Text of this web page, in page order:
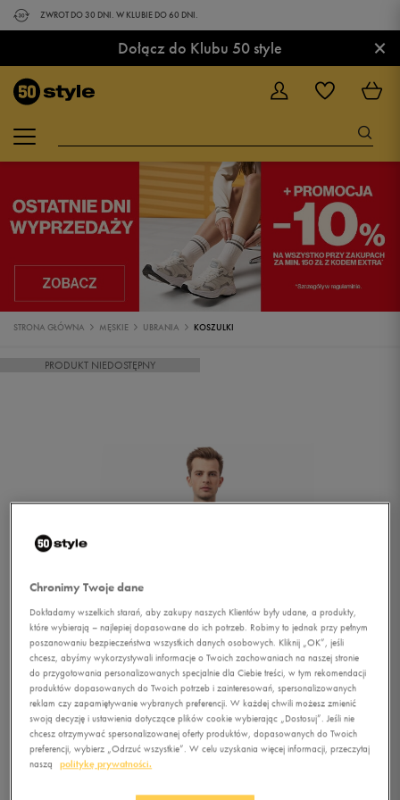
ZWROT DO 30 DNI. W KLUBIE DO 60 DNI.
Dołącz do Klubu 50 style ×
STRONA GŁÓWNA MĘSKIE UBRANIA KOSZULKI
PRODUKT NIEDOSTĘPNY
Chronimy Twoje dane
Dokładamy wszelkich starań, aby zakupy naszych Klientów były udane, a produkty,
które wybierają – najlepiej dopasowane do ich potrzeb. Robimy to jednak przy pełnym
poszanowaniu bezpieczeństwa wszystkich danych osobowych. Kliknij „OK”, jeśli
chcesz, abyśmy wykorzystywali informacje o Twoich zachowaniach na naszej stronie
do przygotowania personalizowanych specjalnie dla Ciebie treści, w tym rekomendacji
produktów dopasowanych do Twoich potrzeb i zainteresowań, spersonalizowanych
reklam czy zapamiętywanie wybranych preferencji. W każdej chwili możesz zmienić
swoją decyzję i ustawienia dotyczące plików cookie wybierając „Dostosuj”. Jeśli nie
chcesz otrzymywać spersonalizowanej oferty produktów, dopasowanych do Twoich
preferencji, wybierz „Odrzuć wszystkie”. W celu uzyskania więcej informacji, przeczytaj
naszą
politykę prywatności.